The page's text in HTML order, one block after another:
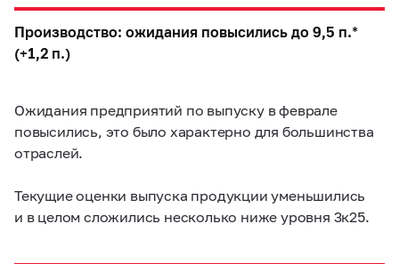
Производство: ожидания повысились до 9,5 п.*
(+1,2 п.)
Ожидания предприятий по выпуску в феврале
повысились, это было характерно для большинства
отраслей.
Текущие оценки выпуска продукции уменьшились
и в целом сложились несколько ниже уровня 3к25.